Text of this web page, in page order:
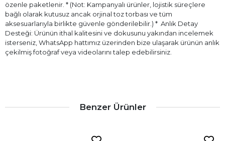
özenle paketlenir. * (Not: Kampanyalı ürünler, lojistik süreçlere
bağlı olarak kutusuz ancak orjinal toz torbası ve tüm
aksesuarlarıyla birlikte güvenle gönderilebilir.) * ⁠ Anlık Detay
Desteği: Ürünün ithal kalitesini ve dokusunu yakından incelemek
isterseniz, WhatsApp hattımız üzerinden bize ulaşarak ürünün anlık
çekilmiş fotoğraf veya videolarını talep edebilirsiniz.
Benzer Ürünler